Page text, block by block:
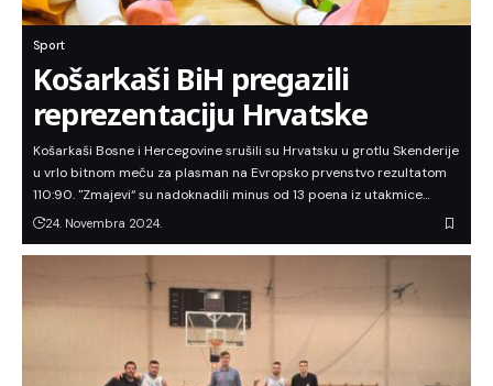
Sport
Košarkaši BiH pregazili
reprezentaciju Hrvatske
Košarkaši Bosne i Hercegovine srušili su Hrvatsku u grotlu Skenderije
u vrlo bitnom meču za plasman na Evropsko prvenstvo rezultatom
110:90. "Zmajevi“ su nadoknadili minus od 13 poena iz utakmice…
24. Novembra 2024.